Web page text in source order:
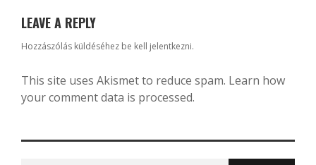
LEAVE A REPLY
Hozzászólás küldéséhez be kell jelentkezni.
This site uses Akismet to reduce spam. Learn how
your comment data is processed.